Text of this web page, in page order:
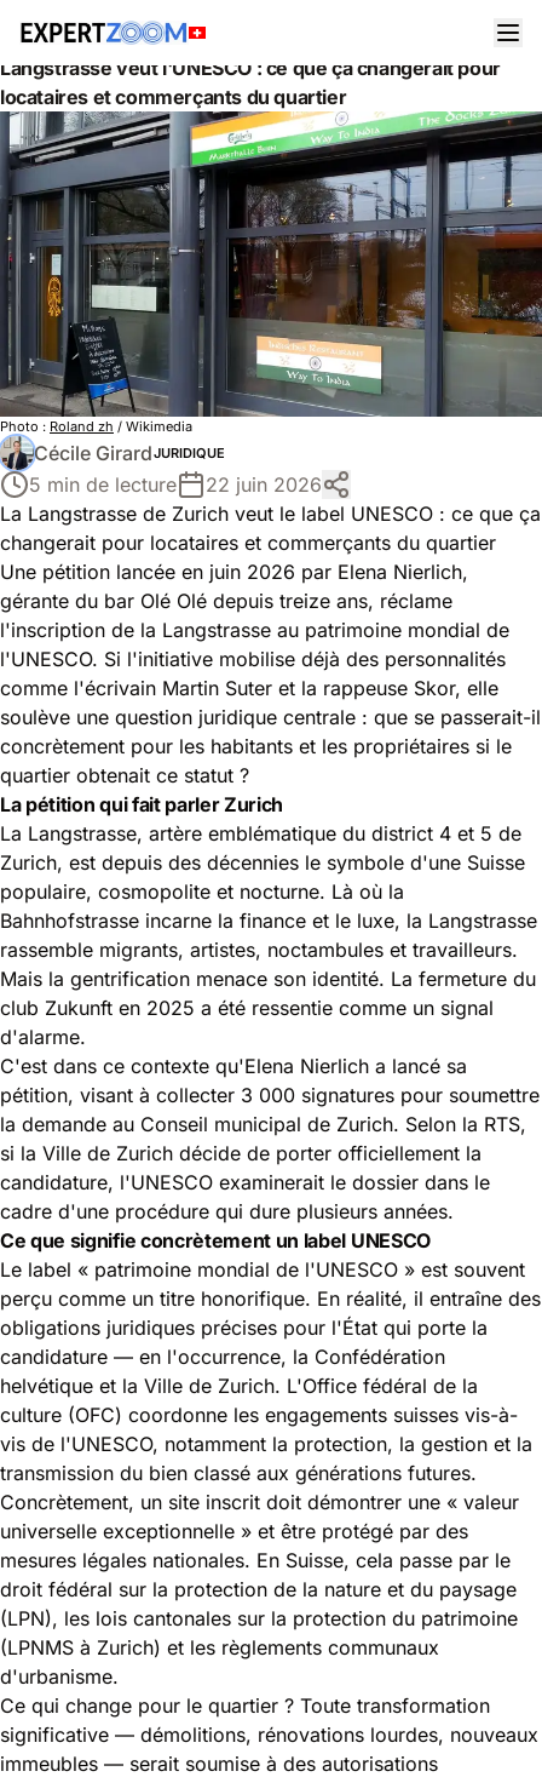
Actualités
Juridique
Langstrasse veut l'UNESCO : ce que ça changerait pour
locataires et commerçants du quartier
Photo : Roland zh / Wikimedia
Cécile GirardJURIDIQUE
5 min de lecture
22 juin 2026
La Langstrasse de Zurich veut le label UNESCO : ce que ça
changerait pour locataires et commerçants du quartier
Une pétition lancée en juin 2026 par Elena Nierlich,
gérante du bar Olé Olé depuis treize ans, réclame
l'inscription de la Langstrasse au patrimoine mondial de
l'UNESCO. Si l'initiative mobilise déjà des personnalités
comme l'écrivain Martin Suter et la rappeuse Skor, elle
soulève une question juridique centrale : que se passerait-il
concrètement pour les habitants et les propriétaires si le
quartier obtenait ce statut ?
La pétition qui fait parler Zurich
La Langstrasse, artère emblématique du district 4 et 5 de
Zurich, est depuis des décennies le symbole d'une Suisse
populaire, cosmopolite et nocturne. Là où la
Bahnhofstrasse incarne la finance et le luxe, la Langstrasse
rassemble migrants, artistes, noctambules et travailleurs.
Mais la gentrification menace son identité. La fermeture du
club Zukunft en 2025 a été ressentie comme un signal
d'alarme.
C'est dans ce contexte qu'Elena Nierlich a lancé sa
pétition, visant à collecter 3 000 signatures pour soumettre
la demande au Conseil municipal de Zurich. Selon la RTS,
si la Ville de Zurich décide de porter officiellement la
candidature, l'UNESCO examinerait le dossier dans le
cadre d'une procédure qui dure plusieurs années.
Ce que signifie concrètement un label UNESCO
Le label « patrimoine mondial de l'UNESCO » est souvent
perçu comme un titre honorifique. En réalité, il entraîne des
obligations juridiques précises pour l'État qui porte la
candidature — en l'occurrence, la Confédération
helvétique et la Ville de Zurich. L'Office fédéral de la
culture (OFC) coordonne les engagements suisses vis-à-
vis de l'UNESCO, notamment la protection, la gestion et la
transmission du bien classé aux générations futures.
Concrètement, un site inscrit doit démontrer une « valeur
universelle exceptionnelle » et être protégé par des
mesures légales nationales. En Suisse, cela passe par le
droit fédéral sur la protection de la nature et du paysage
(LPN), les lois cantonales sur la protection du patrimoine
(LPNMS à Zurich) et les règlements communaux
d'urbanisme.
Ce qui change pour le quartier ? Toute transformation
significative — démolitions, rénovations lourdes, nouveaux
immeubles — serait soumise à des autorisations